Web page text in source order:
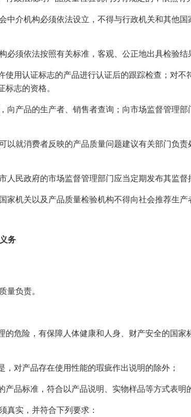
中介机构必须依法设立，不得与行政机关和其他
必须依法按照有关标准，客观、公正地出具检验结
使用认证标志的产品进行认证后的跟踪检查；对不
志的资格。
向产品的生产者、销售者查询；向市场监督管理
以就消费者反映的产品质量问题建议有关部门负
人民政府的市场监督管理部门应当定期发布其监督
家机关以及产品质量检验机构不得向社会推荐生
务
量负责。
的危险，有保障人体健康和人身、财产安全的国
，对产品存在使用性能的瑕疵作出说明的除外；
产品标准，符合以产品说明、实物样品等方式表明
真实，并符合下列要求：